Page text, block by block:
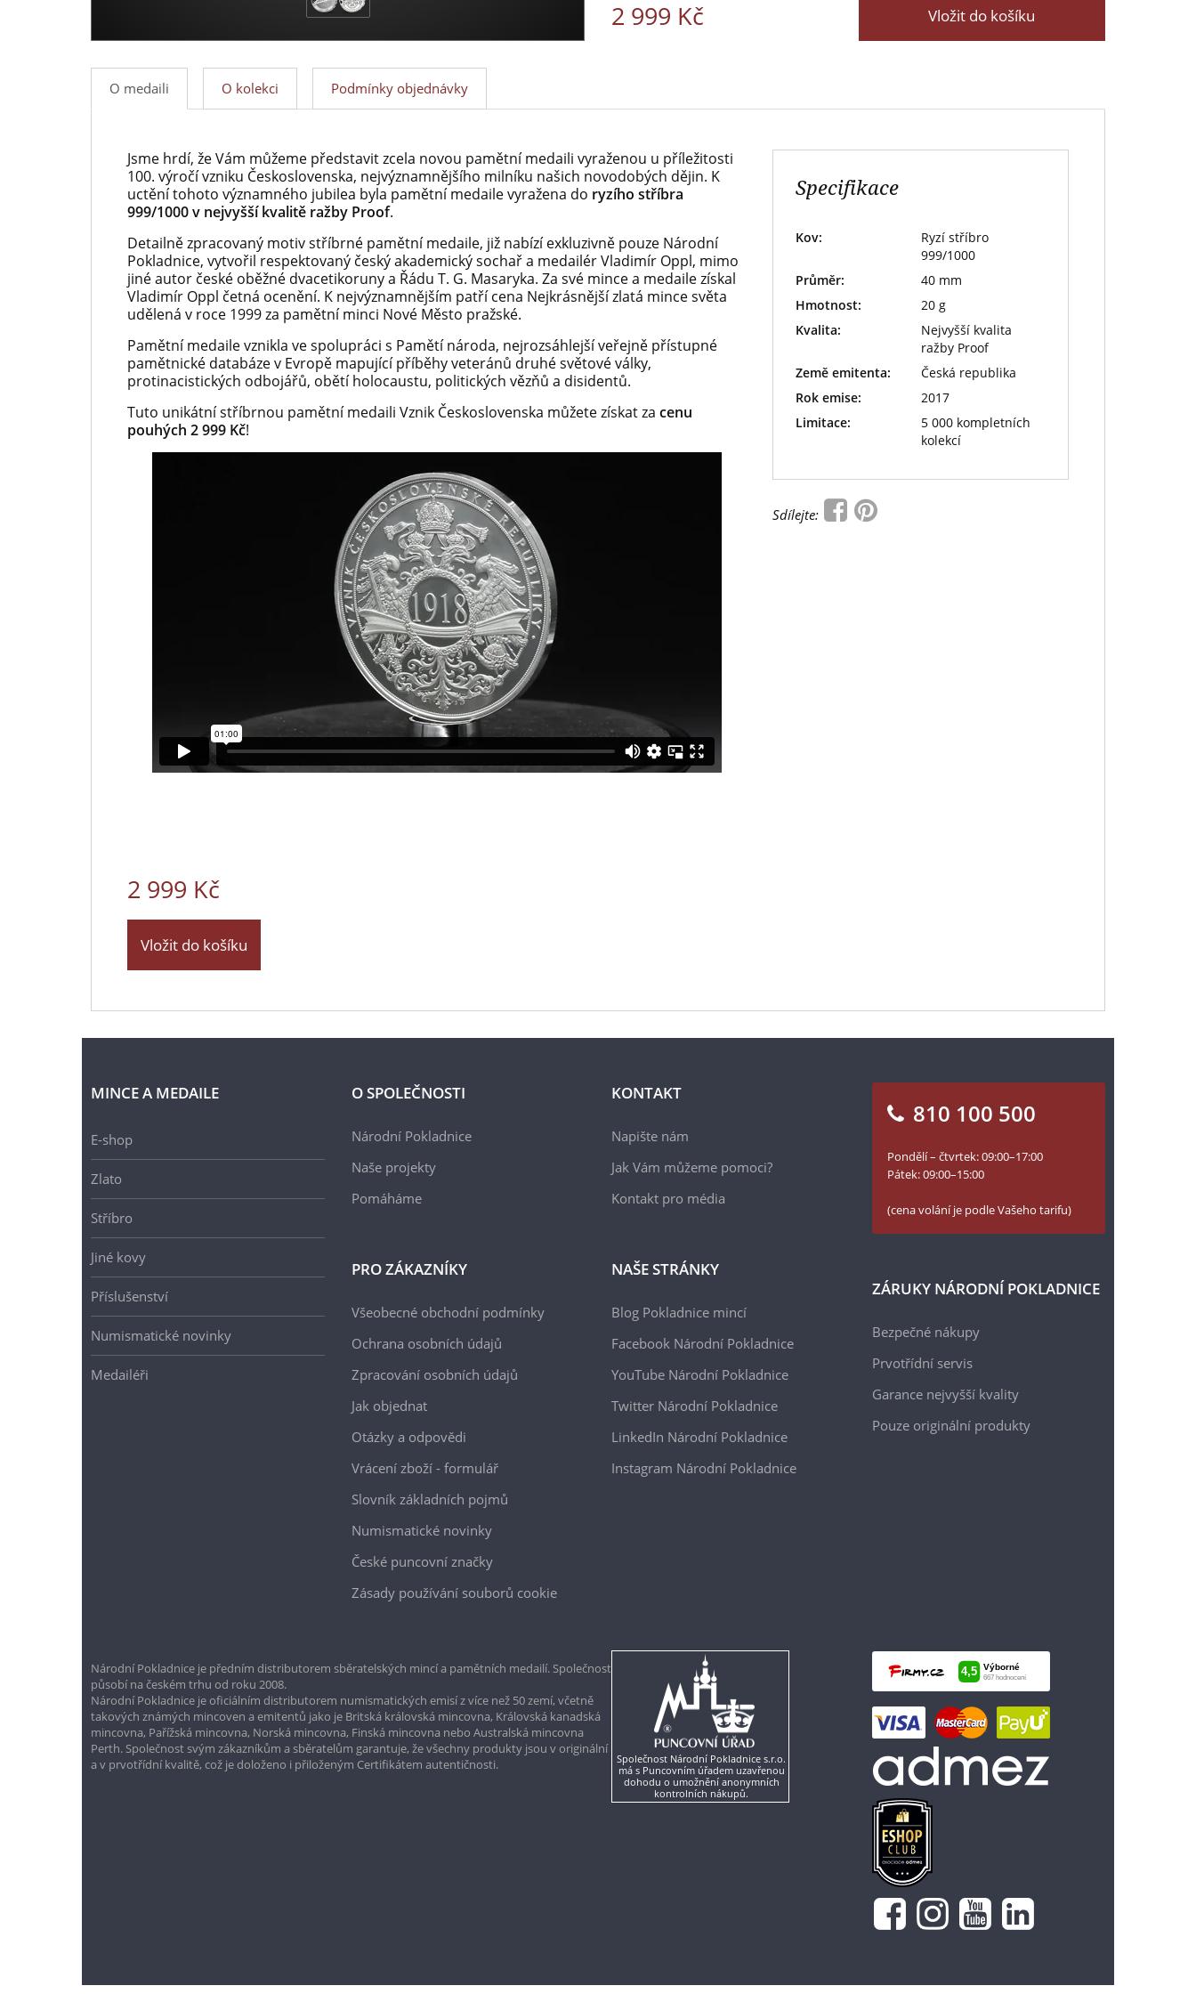
2 999 Kč Vložit do košíku
O medaili O kolekci Podmínky objednávky
Jsme hrdí, že Vám můžeme představit zcela novou pamětní medaili vyraženou u příležitosti
100. výročí vzniku Československa, nejvýznamnějšího milníku našich novodobých dějin. K
uctění tohoto významného jubilea byla pamětní medaile vyražena do ryzího stříbra
999/1000 v nejvyšší kvalitě ražby Proof.
Detailně zpracovaný motiv stříbrné pamětní medaile, již nabízí exkluzivně pouze Národní
Pokladnice, vytvořil respektovaný český akademický sochař a medailér Vladimír Oppl, mimo
jiné autor české oběžné dvacetikoruny a Řádu T. G. Masaryka. Za své mince a medaile získal
Vladimír Oppl četná ocenění. K nejvýznamnějším patří cena Nejkrásnější zlatá mince světa
udělená v roce 1999 za pamětní minci Nové Město pražské.
Pamětní medaile vznikla ve spolupráci s Pamětí národa, nejrozsáhlejší veřejně přístupné
pamětnické databáze v Evropě mapující příběhy veteránů druhé světové války,
protinacistických odbojářů, obětí holocaustu, politických vězňů a disidentů.
Tuto unikátní stříbrnou pamětní medaili Vznik Československa můžete získat za cenu
pouhých 2 999 Kč!
2 999 Kč
Vložit do košíku
Specifikace
Kov:
Ryzí stříbro
999/1000
Průměr:
40 mm
Hmotnost:
20 g
Kvalita:
Nejvyšší kvalita
ražby Proof
Země emitenta:
Česká republika
Rok emise:
2017
Limitace:
5 000 kompletních
kolekcí
Sdílejte:
2 999 Kč
MINCE A MEDAILE
E-shop
Zlato
Stříbro
Jiné kovy
Příslušenství
Numismatické novinky
Medailéři
O SPOLEČNOSTI
Národní Pokladnice
Naše projekty
Pomáháme
PRO ZÁKAZNÍKY
Všeobecné obchodní podmínky
Ochrana osobních údajů
Zpracování osobních údajů
Jak objednat
Otázky a odpovědi
Vrácení zboží - formulář
Slovník základních pojmů
Numismatické novinky
České puncovní značky
Zásady používání souborů cookie
KONTAKT
Napište nám
Jak Vám můžeme pomoci?
Kontakt pro média
NAŠE STRÁNKY
Blog Pokladnice mincí
Facebook Národní Pokladnice
YouTube Národní Pokladnice
Twitter Národní Pokladnice
LinkedIn Národní Pokladnice
Instagram Národní Pokladnice
810 100 500
Pondělí – čtvrtek: 09:00–17:00
Pátek: 09:00–15:00
(cena volání je podle Vašeho tarifu)
ZÁRUKY NÁRODNÍ POKLADNICE
Bezpečné nákupy
Prvotřídní servis
Garance nejvyšší kvality
Pouze originální produkty
Národní Pokladnice je předním distributorem sběratelských mincí a pamětních medailí. Společnost
působí na českém trhu od roku 2008.
Národní Pokladnice je oficiálním distributorem numismatických emisí z více než 50 zemí, včetně
takových známých mincoven a emitentů jako je Britská královská mincovna, Královská kanadská
mincovna, Pařížská mincovna, Norská mincovna, Finská mincovna nebo Australská mincovna
Perth. Společnost svým zákazníkům a sběratelům garantuje, že všechny produkty jsou v originální
a v prvotřídní kvalitě, což je doloženo i přiloženým Certifikátem autentičnosti.
Společnost Národní Pokladnice s.r.o.
má s Puncovním úřadem uzavřenou
dohodu o umožnění anonymních
kontrolních nákupů.